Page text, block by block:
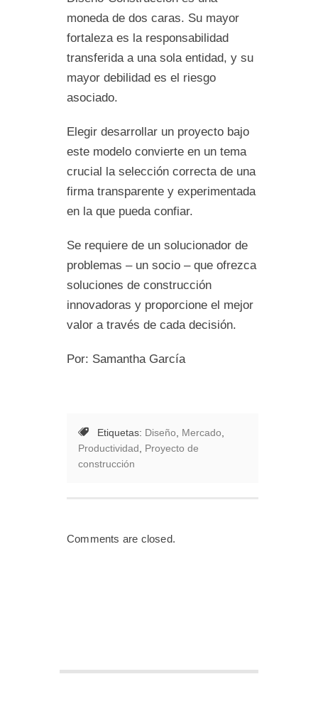
moneda de dos caras. Su mayor
fortaleza es la responsabilidad
transferida a una sola entidad, y su
mayor debilidad es el riesgo
asociado.
Elegir desarrollar un proyecto bajo
este modelo convierte en un tema
crucial la selección correcta de una
firma transparente y experimentada
en la que pueda confiar.
Se requiere de un solucionador de
problemas – un socio – que ofrezca
soluciones de construcción
innovadoras y proporcione el mejor
valor a través de cada decisión.
Por: Samantha García
Etiquetas: Diseño Mercado
Productividad
Proyecto de
construcción
Comments are closed.